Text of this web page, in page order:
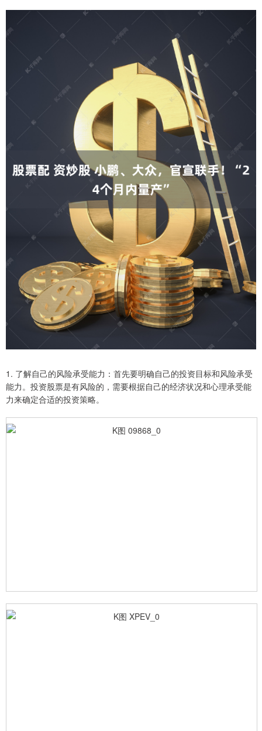
1. 了解自己的风险承受能力：首先要明确自己的投资目标和风险承受
能力。投资股票是有风险的，需要根据自己的经济状况和心理承受能
力来确定合适的投资策略。